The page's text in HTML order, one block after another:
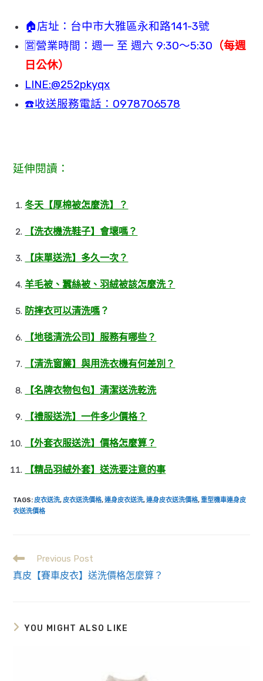
🏠店址：台中市大雅區永和路141-3號
🈺️營業時間：週一 至 週六 9:30～5:30 （每週
日公休）
LINE:@252pkyqx
☎️收送服務電話：0978706578
延伸閱讀：
冬天【厚棉被怎麼洗】？
【洗衣機洗鞋子】會壞嗎？
【床單送洗】多久一次？
羊毛被、蠶絲被、羽絨被該怎麼洗？
防摔衣可以清洗嗎 ？
【地毯清洗公司】服務有哪些？
【清洗窗簾】與用洗衣機有何差別？
【名牌衣物包包】清潔送洗乾洗
【禮服送洗】一件多少價格？
【外套衣服送洗】價格怎麼算？
【精品羽絨外套】送洗要注意的事
TAGS:皮衣送洗,皮衣送洗價格,連身皮衣送洗,連身皮衣送洗價格,重型機車連身皮
衣送洗價格
Read
Previous Post
真皮【賽車皮衣】送洗價格怎麼算？
YOU MIGHT ALSO LIKE